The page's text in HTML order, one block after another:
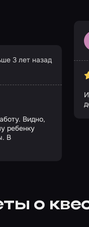
3 лет назад
Видно,
ребенку
В
о